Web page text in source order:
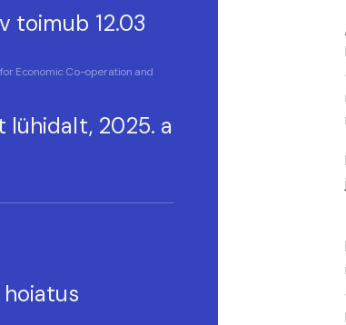
toimub 12.03
Economic Co-operation and
lühidalt, 2025. a